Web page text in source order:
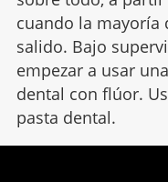
cuando la mayoría
salido. Bajo
empezar a usar
dental con flúor.
pasta dental.